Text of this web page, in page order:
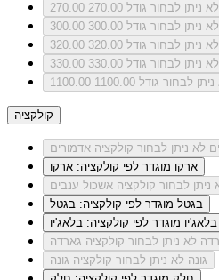
270.00
לא ניתן לבחור גודל 270.00
300.00
לא ניתן לבחור גודל 300.00
320.00
לא ניתן לבחור גודל 320.00
330.00
לא ניתן לבחור גודל 330.00
1100.00
לבחור גודל 1100.00
קולקציה
לא ניתן לבחור קולקציה אדמורים
ארקו מוגדר לפי קולקציה: ארקו
ניתן לבחור קולקציה אשכול ענבים
בגטל מוגדר לפי קולקציה: בגטל
בלאג'יו מוגדר לפי קולקציה: בלאג'יו
לא ניתן לבחור קולקציה גארדה
גונה לא ניתן לבחור קולקציה גונה